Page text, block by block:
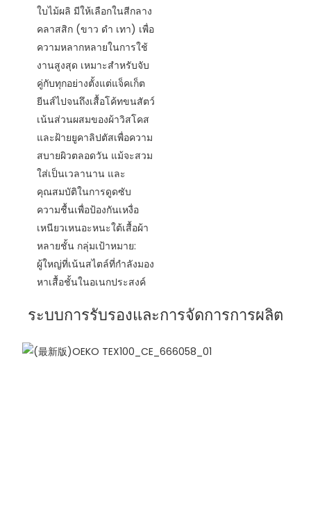
ใบไม้ผลิ มีให้เลือกในสีกลาง
คลาสสิก (ขาว ดำ เทา) เพื่อ
ความหลากหลายในการใช้
งานสูงสุด เหมาะสำหรับจับ
คู่กับทุกอย่างตั้งแต่แจ็คเก็ต
ยีนส์ไปจนถึงเสื้อโค้ทขนสัตว์
เน้นส่วนผสมของผ้าวิสโคส
และฝ้ายยูคาลิปตัสเพื่อความ
สบายผิวตลอดวัน แม้จะสวม
ใส่เป็นเวลานาน และ
คุณสมบัติในการดูดซับ
ความชื้นเพื่อป้องกันเหงื่อ
เหนียวเหนอะหนะใต้เสื้อผ้า
หลายชั้น กลุ่มเป้าหมาย:
ผู้ใหญ่ที่เน้นสไตล์ที่กำลังมอง
หาเสื้อชั้นในอเนกประสงค์
ระบบการรับรองและการจัดการการผลิต